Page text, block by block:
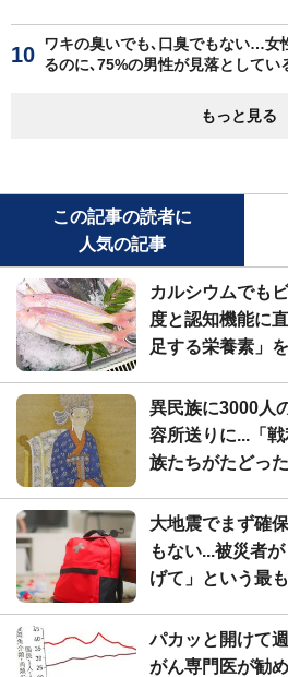
ワキの臭いでも､口臭でもない…女
るのに､75%の男性が見落として
もっと見る
この記事の読者に
人気の記事
カルシウムでも
度と認知機能に
足する栄養素」
異民族に3000人
容所送りに...「
族たちがたどっ
大地震でまず確
もない...被災者
げて」という最
パカッと開けて
がん専門医が勧